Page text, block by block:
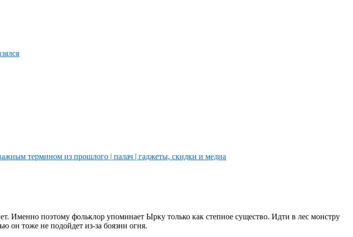
Именно поэтому фольклор упоминает Ырку только как степное существо. Идти в лес монстру
он тоже не подойдет из-за боязни огня.